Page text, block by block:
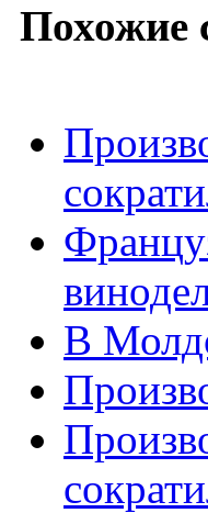
Похожие
В